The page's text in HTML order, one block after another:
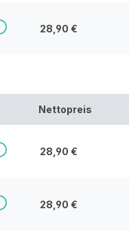
28,90 €
Nettopreis
28,90 €
28,90 €